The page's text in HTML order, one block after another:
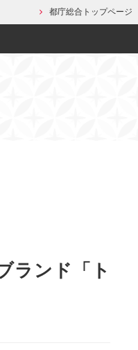
都庁総合トップページ
ランド「ト